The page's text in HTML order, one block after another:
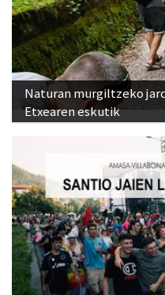
Naturan murgiltzeko
Etxearen eskutik